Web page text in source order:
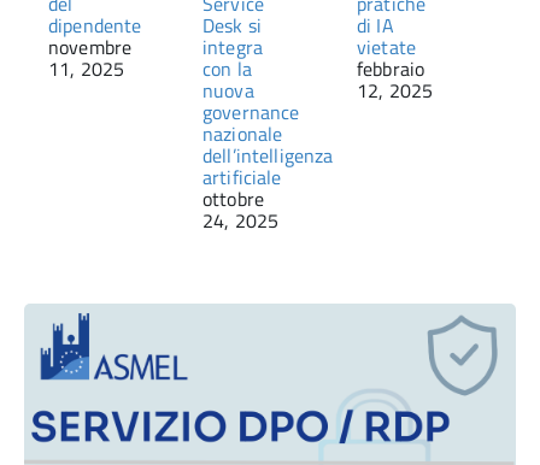
dipendente
novembre
11, 2025
Desk si
integra
con la
nuova
governance
nazionale
dell’intelligenza
artificiale
ottobre
24, 2025
di IA
vietate
febbraio
12, 2025